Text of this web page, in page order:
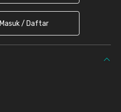
Masuk / Daftar